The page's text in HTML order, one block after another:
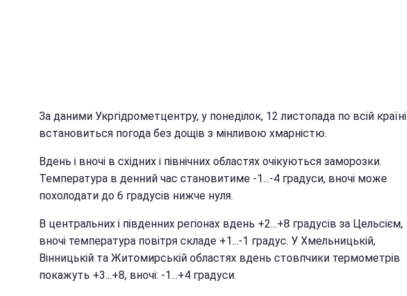
За даними Укргідрометцентру, у понеділок, 12 листопада по всій країні
встановиться погода без дощів з мінливою хмарністю.
Вдень і вночі в східних і північних областях очікуються заморозки.
Температура в денний час становитиме -1...-4 градуси, вночі може
похолодати до 6 градусів нижче нуля.
В центральних і південних регіонах вдень +2...+8 градусів за Цельсієм,
вночі температура повітря складе +1...-1 градус. У Хмельницькій,
Вінницькій та Житомирській областях вдень стовпчики термометрів
покажуть +3...+8, вночі: -1...+4 градуси.